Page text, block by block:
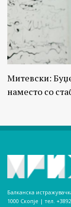
Митевски:
наместо со
Балканска
1000 Скопје | тел.